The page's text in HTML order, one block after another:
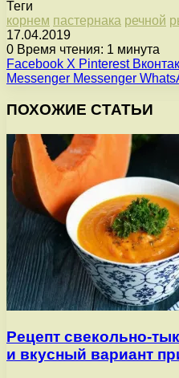
Теги
корнем пастернака речной
17.04.2019
0 Время чтения: 1 минута
Facebook X Pinterest
Messenger Messenger
ПОХОЖИЕ СТАТЬИ
Рецепт свекольно-
и вкусный вариант